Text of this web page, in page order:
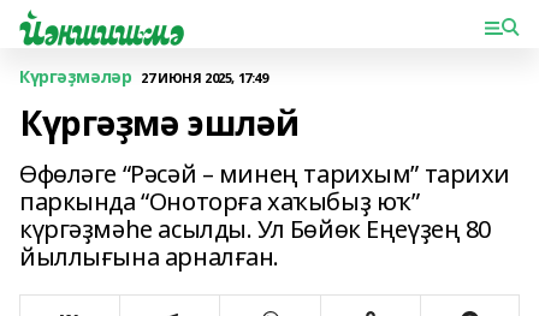
Күргәҙмәләр 27 ИЮНЯ 2025, 17:49
Күргәҙмә эшләй
Өфөләге “Рәсәй – минең тарихым” тарихи
паркында “Оноторға хаҡыбыҙ юҡ”
күргәҙмәһе асылды. Ул Бөйөк Еңеүҙең 80
йыллығына арналған.